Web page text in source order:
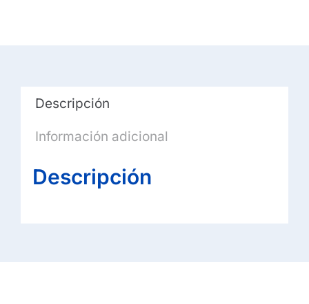
Descripción
Información adicional
Descripción